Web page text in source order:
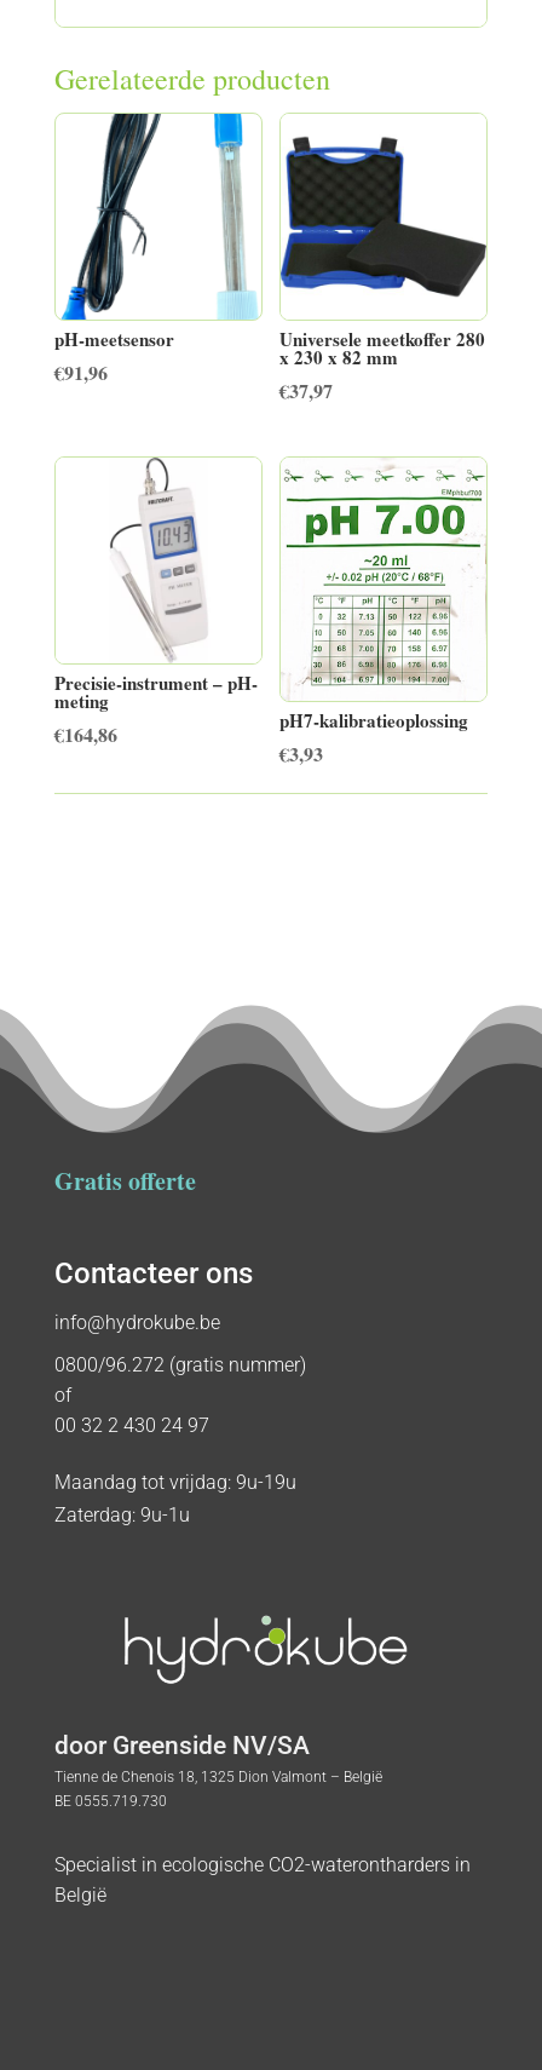
Gerelateerde producten
pH-meetsensor
€91,96
Universele meetkoffer 280
x 230 x 82 mm
€37,97
Precisie-instrument – pH-
meting
€164,86
pH7-kalibratieoplossing
€3,93
door Greenside NV/SA
Tienne de Chenois 18, 1325 Dion Valmont – België
BE 0555.719.730
Specialist in ecologische CO2-waterontharders in
België
Contacteer ons
info@hydrokube.be
0800/96.272 (gratis nummer)
of
00 32 2 430 24 97
Maandag tot vrijdag: 9u-19u
Zaterdag: 9u-1u
Gratis offerte